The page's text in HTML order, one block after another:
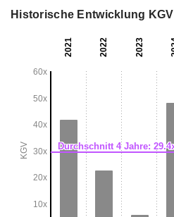
Historische Entwicklung KGV